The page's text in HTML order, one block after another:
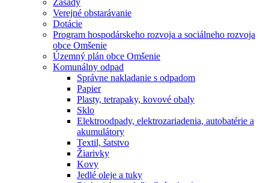
Zásady
Verejné obstarávanie
Dotácie
Program hospodárskeho rozvoja a sociálneho rozvoja
obce Omšenie
Územný plán obce Omšenie
Komunálny odpad
Správne nakladanie s odpadom
Papier
Plasty, tetrapaky, kovové obaly
Sklo
Elektroodpady, elektrozariadenia, autobatérie a
akumulátory
Textil, šatstvo
Žiarivky
Kovy
Jedlé oleje a tuky